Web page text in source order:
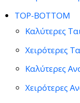
TOP-BOTTOM
Καλύτερες
Χειρότερες
Καλύτερες
Χειρότερες